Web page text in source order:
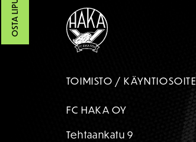
OSTA LIPUT
TOIMISTO / KÄYNTIOSOITE
FC HAKA OY
Tehtaankatu 9